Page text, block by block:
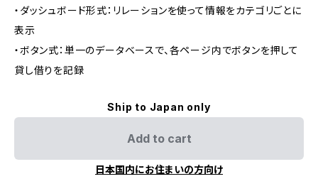
・ダッシュボード形式：リレーションを使って情報をカテゴリごとに
表示
・ボタン式：単一のデータベースで、各ページ内でボタンを押して
貸し借りを記録
Ship to Japan only
Add to cart
日本国内にお住まいの方向け